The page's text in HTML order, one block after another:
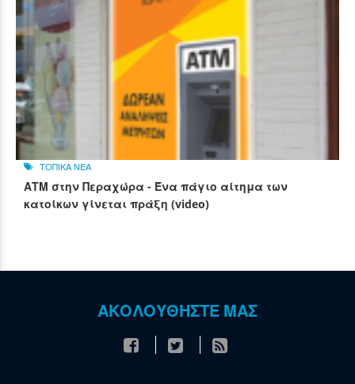
ΤΟΠΙΚΑ ΝΕΑ
ΑΤΜ στην Περαχώρα - Ένα πάγιο αίτημα των
κατοίκων γίνεται πράξη (video)
ΑΚΟΛΟΥΘΗΣΤΕ ΜΑΣ